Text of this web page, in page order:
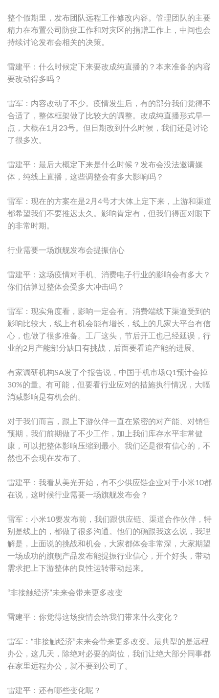
整个假期里，发布团队远程工作修改内容。管理团队的主要
精力在布置公司防疫工作和对灾区的捐赠工作上，中间也会
持续讨论发布会相关的决策。
雷建平：什么时候定下来要改成纯直播的？本来准备的内容
要改动得多吗？
雷军：内容改动了不少。疫情发生后，有的部分我们觉得不
合适了，整体框架做了比较大的调整。改成纯直播形式早一
点，大概在1月23号。但日期改到什么时候，我们还是讨论
了很多次。
雷建平：最后大概定下来是什么时候？发布会没法邀请媒
体，纯线上直播，这些调整会有多大影响吗？
雷军：现在的方案在是2月4号才大体上定下来，上游和渠道
都希望我们不要推迟太久。影响肯定有，但我们得面对眼下
的非常时期。
行业需要一场旗舰发布会提振信心
雷建平：这场疫情对手机、消费电子行业的影响会有多大？
你们估算过整体会受多大冲击吗？
雷军：现实角度看，影响一定会有。消费端线下渠道受到的
影响比较大，线上有机会能有增长，线上的几家大平台有信
心，也做了很多准备。工厂这头，节后开工也已经延误，行
业的2月产能部分缺口有挑战，后面要看追产能的进展。
有家调研机构SA发了个报告说，中国手机市场Q1预计会掉
30%的量。有可能，但要看行业应对的措施执行情况，大幅
消减影响是有机会的。
对于我们而言，跟上下游伙伴一直在紧密的对产能、对销售
预期，我们前期做了不少工作，加上我们库存水平非常健
康，可以把整体影响压缩到最小。我们还是很有信心的，不
然也不会现在发布了。
雷建平：我看从美光开始，有不少供应链企业对于小米10都
在说，这时候行业需要一场旗舰发布会？
雷军：小米10要发布前，我们跟供应链、渠道合作伙伴，特
别是线上的，都做了很多沟通。他们的确跟我这么说，我理
解是，上面说的挑战和机会，大家都体会非常深，大家期望
一场成功的旗舰产品发布能提振行业信心，开个好头，带动
需求把上下游整体的良性运转带动起来。
“非接触经济”未来会带来更多改变
雷建平：你觉得这场疫情会给我们带来什么变化？
雷军：“非接触经济”未来会带来更多改变。最典型的是远程
办公，这几天，除绝对必要的岗位，我们让绝大部分同事都
在家里远程办公，就不要到公司了。
雷建平：还有哪些变化呢？